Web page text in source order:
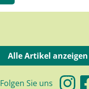
Alle Artikel anzeigen
Folgen Sie uns